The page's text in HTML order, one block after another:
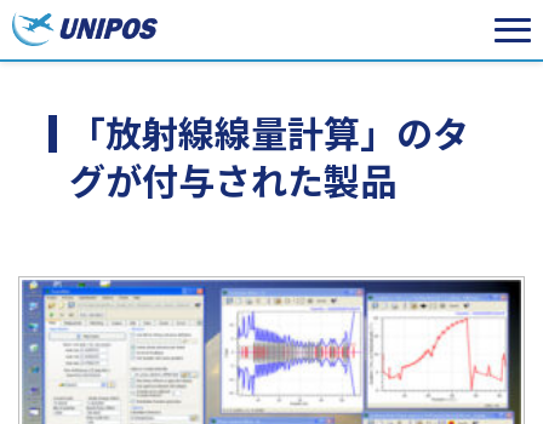
「放射線線量計算」のタ
グが付与された製品